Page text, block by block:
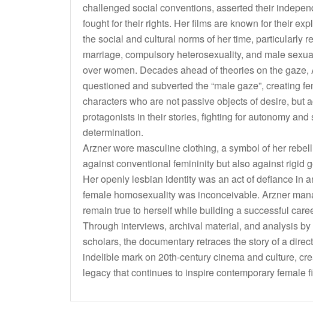
challenged social conventions, asserted their
fought for their rights. Her films are known for their
the social and cultural norms of her time, particularly
marriage, compulsory heterosexuality, and male
over women. Decades ahead of theories on the gaze,
questioned and subverted the “male gaze”, creating
characters who are not passive objects of desire, but
protagonists in their stories, fighting for autonomy and
determination.
Arzner wore masculine clothing, a symbol of her
against conventional femininity but also against rigid
Her openly lesbian identity was an act of defiance in
female homosexuality was inconceivable. Arzner
remain true to herself while building a successful
Through interviews, archival material, and analysis
scholars, the documentary retraces the story of a
indelible mark on 20th-century cinema and culture,
legacy that continues to inspire contemporary female